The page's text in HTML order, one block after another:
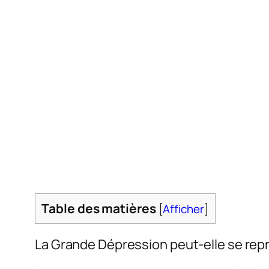
Table des matières [Afficher]
La Grande Dépression peut-elle se